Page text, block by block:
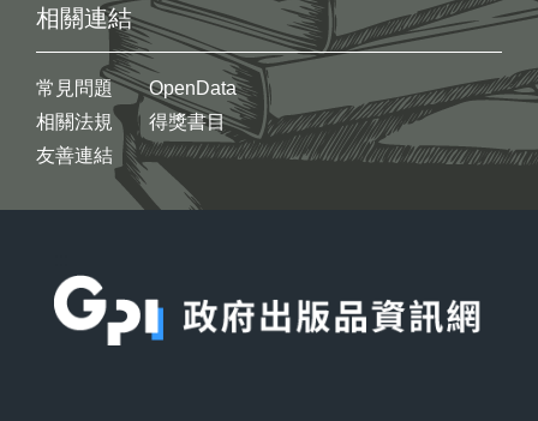
相關連結
常見問題
相關法規
友善連結
OpenData
得獎書目